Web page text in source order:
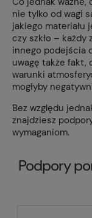
nie tylko od wagi
jakiego materiału
czy szkło – każdy
innego podejścia
uwagę także fakt,
warunki
mogłyby
Bez względu
znajdziesz
wymaganiom.
Podpory